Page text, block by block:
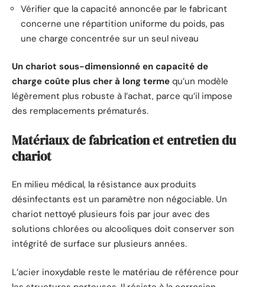
Vérifier que la capacité annoncée par le fabricant
concerne une répartition uniforme du poids, pas
une charge concentrée sur un seul niveau
Un chariot sous-dimensionné en capacité de
charge coûte plus cher à long terme qu’un modèle
légèrement plus robuste à l’achat, parce qu’il impose
des remplacements prématurés.
Matériaux de fabrication et entretien du
chariot
En milieu médical, la résistance aux produits
désinfectants est un paramètre non négociable. Un
chariot nettoyé plusieurs fois par jour avec des
solutions chlorées ou alcooliques doit conserver son
intégrité de surface sur plusieurs années.
L’acier inoxydable reste le matériau de référence pour